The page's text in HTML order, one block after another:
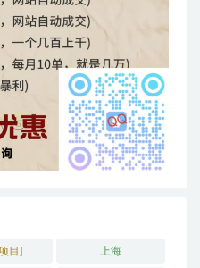
目] 上海